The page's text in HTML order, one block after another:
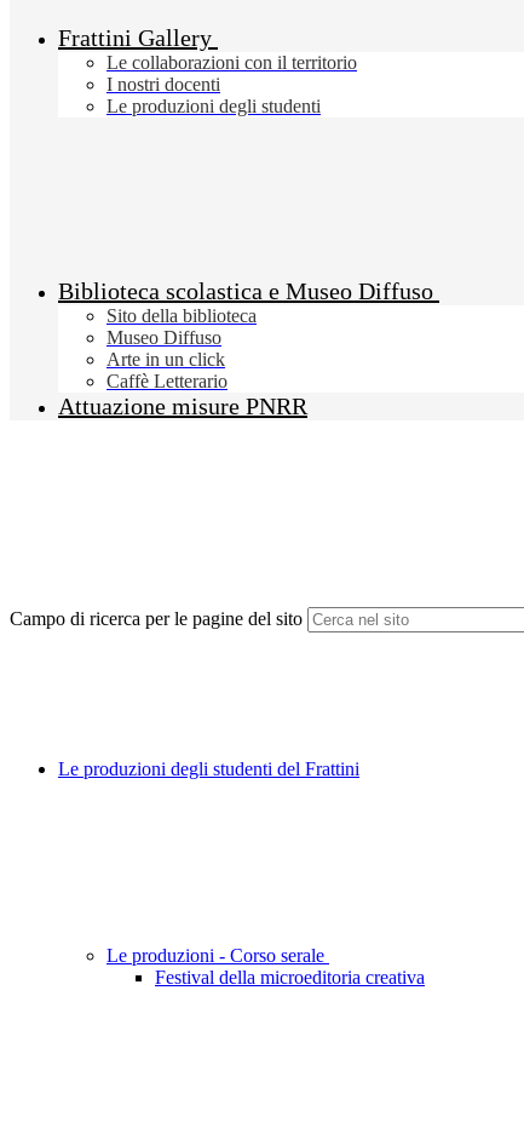
Frattini Gallery
Le collaborazioni con il territorio
I nostri docenti
Le produzioni degli studenti
Biblioteca scolastica e Museo Diffuso
Sito della biblioteca
Museo Diffuso
Arte in un click
Caffè Letterario
Attuazione misure PNRR
Campo di ricerca per le pagine del sito
Le produzioni degli studenti del Frattini
Le produzioni - Corso serale
Festival della microeditoria creativa